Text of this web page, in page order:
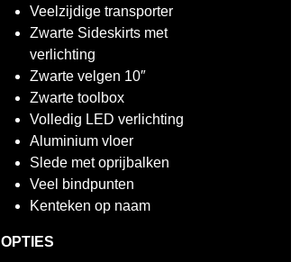
Veelzijdige transporter
Zwarte Sideskirts met
verlichting
Zwarte velgen 10″
Zwarte toolbox
Volledig LED verlichting
Aluminium vloer
Slede met oprijbalken
Veel bindpunten
Kenteken op naam
OPTIES